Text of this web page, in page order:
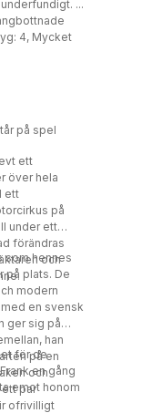
...
4, Mycket
på spel
ett
över hela
ett
på
under ett
förändras
och
som hennes
på plats. De
modern
en svensk
ger sig på
han
på en
och
par
ofrivilligt
för de
en gång
emot honom